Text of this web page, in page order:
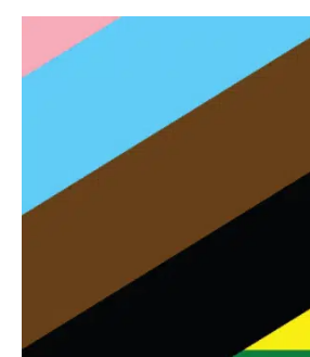
English
SEARCH
Charte des commentaires et
Conditions d’utilisation